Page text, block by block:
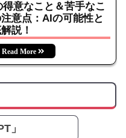
意なこと＆苦手なこ
意点：AIの可能性と
説！
」